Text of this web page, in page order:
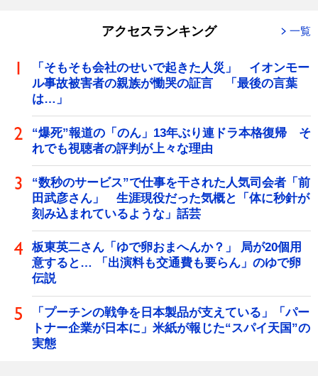
アクセスランキング 一覧
「そもそも会社のせいで起きた人災」 イオンモー
ル事故被害者の親族が慟哭の証言 「最後の言葉
は…」
“爆死”報道の「のん」13年ぶり連ドラ本格復帰 そ
れでも視聴者の評判が上々な理由
“数秒のサービス”で仕事を干された人気司会者「前
田武彦さん」 生涯現役だった気概と「体に秒針が
刻み込まれているような」話芸
板東英二さん「ゆで卵おまへんか？」 局が20個用
意すると… 「出演料も交通費も要らん」のゆで卵
伝説
「プーチンの戦争を日本製品が支えている」「パー
トナー企業が日本に」米紙が報じた“スパイ天国”の
実態